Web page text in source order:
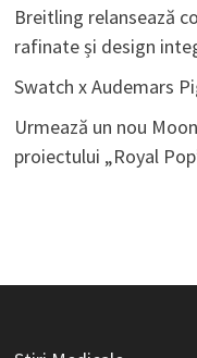
Breitling relansează
rafinate și design
Swatch x Audemars
Urmează un nou
proiectului „Royal